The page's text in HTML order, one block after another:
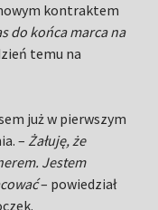
kontraktem
do końca marca na
temu na
już w pierwszym
–Żałuję, że
Jestem
– powiedział